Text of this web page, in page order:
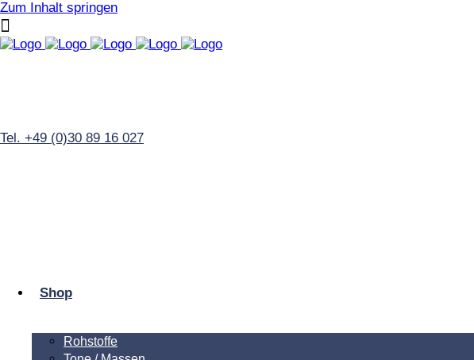
Zum Inhalt springen
Tel. +49 (0)30 89 16 027
Shop
Rohstoffe